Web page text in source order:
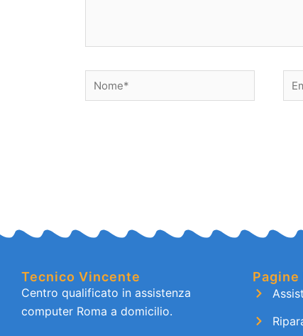
Nome*
Tecnico Vincente
Centro qualificato in assistenza
computer Roma a domicilio.